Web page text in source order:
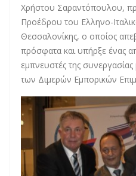
Χρήστου Σαραντόπουλου,
Προέδρου του Ελληνο-
Θεσσαλονίκης, ο οποίος
πρόσφατα και υπήρξε ένας
εμπνευστές της συνεργασίας
των Διμερών Εμπορικών